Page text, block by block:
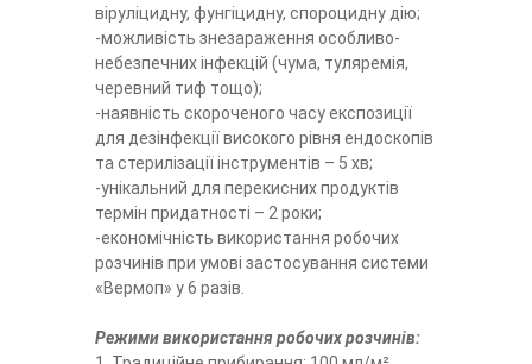
віруліцидну, фунгіцидну, спороцидну дію;
-можливість знезараження особливо-
небезпечних інфекцій (чума, туляремія,
черевний тиф тощо);
-наявність скороченого часу експозиції
для дезінфекції високого рівня ендоскопів
та стерилізації інструментів – 5 хв;
-унікальний для перекисних продуктів
термін придатності – 2 роки;
-економічність використання робочих
розчинів при умові застосування системи
«Вермоп» у 6 разів.
Режими використання робочих розчинів: